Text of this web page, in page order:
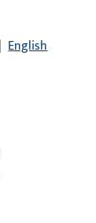
| English